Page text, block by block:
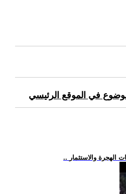
في الموقع الرئيسي
الهجرة والاستثمار